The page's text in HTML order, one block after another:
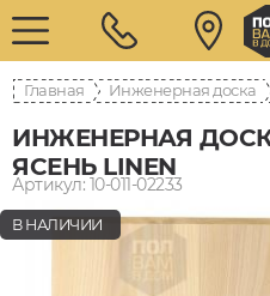
Главная Инженерная доска
ИНЖЕНЕРНАЯ
ЯСЕНЬ LINEN
Артикул: 10-011-02233
В НАЛИЧИИ